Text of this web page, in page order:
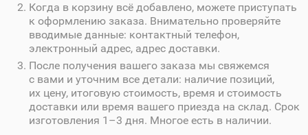
Когда в корзину всё добавлено, можете приступать
к оформлению заказа. Внимательно проверяйте
вводимые данные: контактный телефон,
электронный адрес, адрес доставки.
После получения вашего заказа мы свяжемся
с вами и уточним все детали: наличие позиций,
их цену, итоговую стоимость, время и стоимость
доставки или время вашего приезда на склад. Срок
изготовления 1–3 дня. Многое есть в наличии.